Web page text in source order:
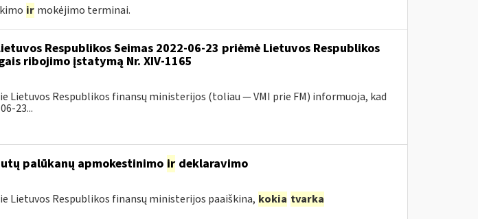
ir mokėjimo terminai.
Respublikos Seimas 2022-06-23 priėmė Lietuvos Respublikos
ribojimo įstatymą Nr. XIV-1165
Lietuvos Respublikos finansų ministerijos (toliau — VMI prie FM) informuoja, kad
23...
palūkanų apmokestinimo irdeklaravimo
Lietuvos Respublikos finansų ministerijos paaiškina, kokia tvarka